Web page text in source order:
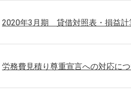
2020年3月期 貸借対照表・損益計
労務費見積り尊重宣言への対応に